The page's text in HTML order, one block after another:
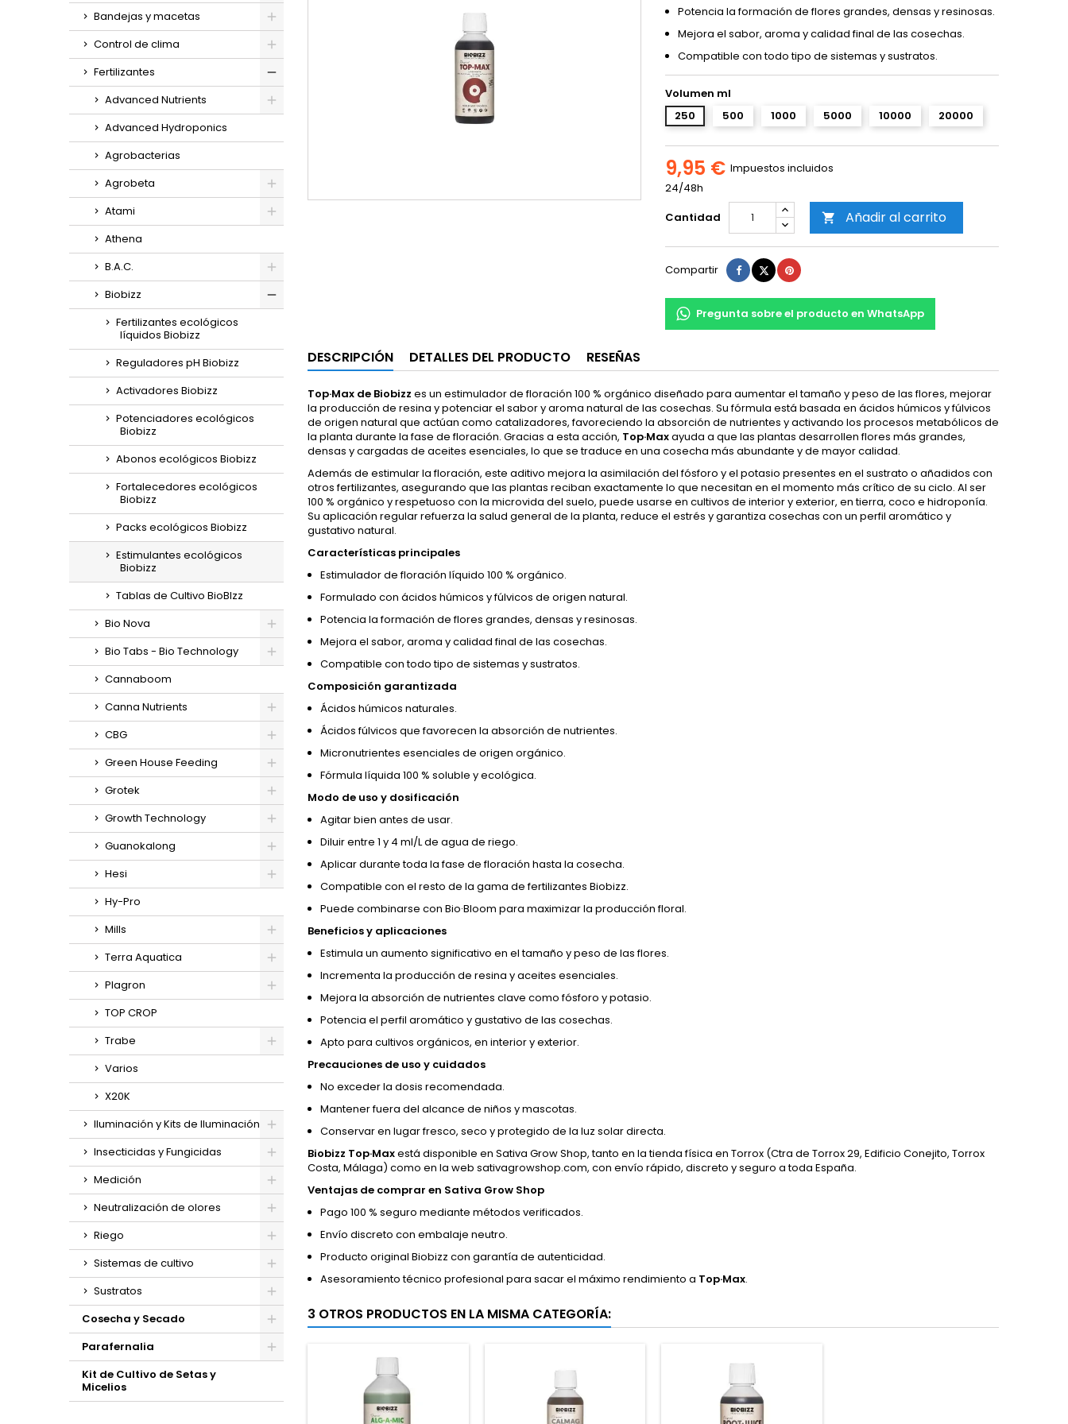
Bandejas y macetas
Control de clima
Fertilizantes
Advanced Nutrients
Advanced Hydroponics
Agrobacterias
Agrobeta
Atami
Athena
B.A.C.
Biobizz
Fertilizantes ecológicos
líquidos Biobizz
Reguladores pH Biobizz
Activadores Biobizz
Potenciadores ecológicos
Biobizz
Abonos ecológicos Biobizz
Fortalecedores ecológicos
Biobizz
Packs ecológicos Biobizz
Estimulantes ecológicos
Biobizz
Tablas de Cultivo BioBIzz
Bio Nova
Bio Tabs - Bio Technology
Cannaboom
Canna Nutrients
CBG
Green House Feeding
Grotek
Growth Technology
Guanokalong
Hesi
Hy-Pro
Mills
Terra Aquatica
Plagron
TOP CROP
Trabe
Varios
X20K
Iluminación y Kits de Iluminación
Insecticidas y Fungicidas
Medición
Neutralización de olores
Riego
Sistemas de cultivo
Sustratos
Cosecha y Secado
Parafernalia
Kit de Cultivo de Setas y
Micelios
Potencia la formación de flores grandes, densas y resinosas.
Mejora el sabor, aroma y calidad final de las cosechas.
Compatible con todo tipo de sistemas y sustratos.
Volumen ml
250
500 1000 5000 10000 20000
9,95 € Impuestos incluidos
24/48h
Cantidad
 Añadir al carrito
Compartir Compartir
TuitearPinterest
Pregunta sobre el producto en WhatsApp
DESCRIPCIÓN DETALLES DEL PRODUCTO RESEÑAS
Top·Max de Biobizz es un estimulador de floración 100 % orgánico diseñado para aumentar el tamaño y peso de las flores, mejorar
la producción de resina y potenciar el sabor y aroma natural de las cosechas. Su fórmula está basada en ácidos húmicos y fúlvicos
de origen natural que actúan como catalizadores, favoreciendo la absorción de nutrientes y activando los procesos metabólicos de
la planta durante la fase de floración. Gracias a esta acción, Top·Maxayuda a que las plantas desarrollen flores más grandes,
densas y cargadas de aceites esenciales, lo que se traduce en una cosecha más abundante y de mayor calidad.
Además de estimular la floración, este aditivo mejora la asimilación del fósforo y el potasio presentes en el sustrato o añadidos con
otros fertilizantes, asegurando que las plantas reciban exactamente lo que necesitan en el momento más crítico de su ciclo. Al ser
100 % orgánico y respetuoso con la microvida del suelo, puede usarse en cultivos de interior y exterior, en tierra, coco e hidroponía.
Su aplicación regular refuerza la salud general de la planta, reduce el estrés y garantiza cosechas con un perfil aromático y
gustativo natural.
Características principales
Estimulador de floración líquido 100 % orgánico.
Formulado con ácidos húmicos y fúlvicos de origen natural.
Potencia la formación de flores grandes, densas y resinosas.
Mejora el sabor, aroma y calidad final de las cosechas.
Compatible con todo tipo de sistemas y sustratos.
Composición garantizada
Ácidos húmicos naturales.
Ácidos fúlvicos que favorecen la absorción de nutrientes.
Micronutrientes esenciales de origen orgánico.
Fórmula líquida 100 % soluble y ecológica.
Modo de uso y dosificación
Agitar bien antes de usar.
Diluir entre 1 y 4 ml/L de agua de riego.
Aplicar durante toda la fase de floración hasta la cosecha.
Compatible con el resto de la gama de fertilizantes Biobizz.
Puede combinarse con Bio·Bloom para maximizar la producción floral.
Beneficios y aplicaciones
Estimula un aumento significativo en el tamaño y peso de las flores.
Incrementa la producción de resina y aceites esenciales.
Mejora la absorción de nutrientes clave como fósforo y potasio.
Potencia el perfil aromático y gustativo de las cosechas.
Apto para cultivos orgánicos, en interior y exterior.
Precauciones de uso y cuidados
No exceder la dosis recomendada.
Mantener fuera del alcance de niños y mascotas.
Conservar en lugar fresco, seco y protegido de la luz solar directa.
Biobizz Top·Maxestá disponible en Sativa Grow Shop, tanto en la tienda física en Torrox (Ctra de Torrox 29, Edificio Conejito, Torrox
Costa, Málaga) como en la web sativagrowshop.com, con envío rápido, discreto y seguro a toda España.
Ventajas de comprar en Sativa Grow Shop
Pago 100 % seguro mediante métodos verificados.
Envío discreto con embalaje neutro.
Producto original Biobizz con garantía de autenticidad.
Asesoramiento técnico profesional para sacar el máximo rendimiento a Top·Max.
3 OTROS PRODUCTOS EN LA MISMA CATEGORÍA: